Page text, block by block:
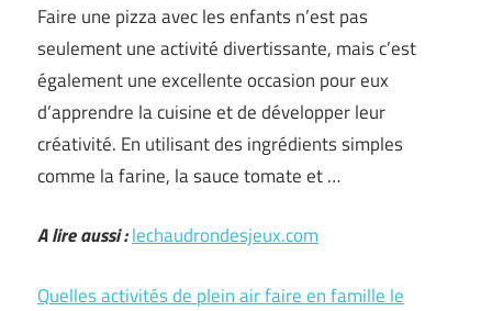
Faire une pizza avec les enfants n’est pas
seulement une activité divertissante, mais c’est
également une excellente occasion pour eux
d’apprendre la cuisine et de développer leur
créativité. En utilisant des ingrédients simples
comme la farine, la sauce tomate et …
A lire aussi :lechaudrondesjeux.com
Quelles activités de plein air faire en famille le